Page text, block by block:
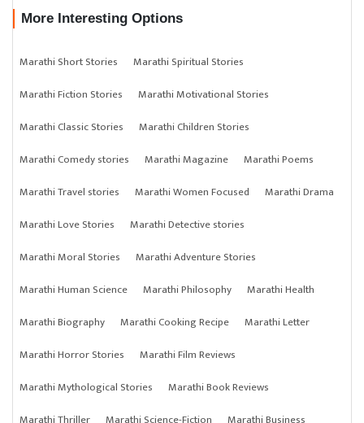
More Interesting Options
Marathi Short Stories
Marathi Spiritual Stories
Marathi Fiction Stories
Marathi Motivational Stories
Marathi Classic Stories
Marathi Children Stories
Marathi Comedy stories
Marathi Magazine
Marathi Poems
Marathi Travel stories
Marathi Women Focused
Marathi Drama
Marathi Love Stories
Marathi Detective stories
Marathi Moral Stories
Marathi Adventure Stories
Marathi Human Science
Marathi Philosophy
Marathi Health
Marathi Biography
Marathi Cooking Recipe
Marathi Letter
Marathi Horror Stories
Marathi Film Reviews
Marathi Mythological Stories
Marathi Book Reviews